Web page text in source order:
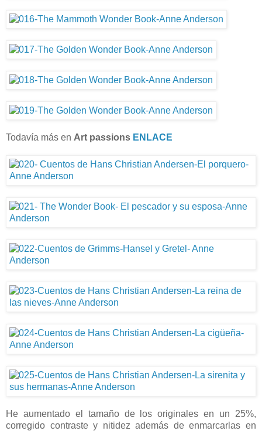
Todavía más en Art passions ENLACE
He aumentado el tamaño de los originales en un 25%,
corregido contraste y nitidez además de enmarcarlas en